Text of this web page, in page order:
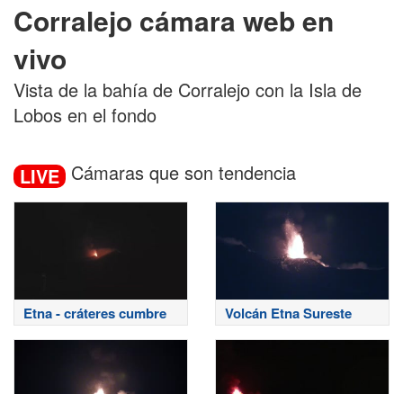
Corralejo cámara web en
vivo
Vista de la bahía de Corralejo con la Isla de
Lobos en el fondo
LIVE Cámaras que son tendencia
Etna - cráteres cumbre Volcán Etna Sureste